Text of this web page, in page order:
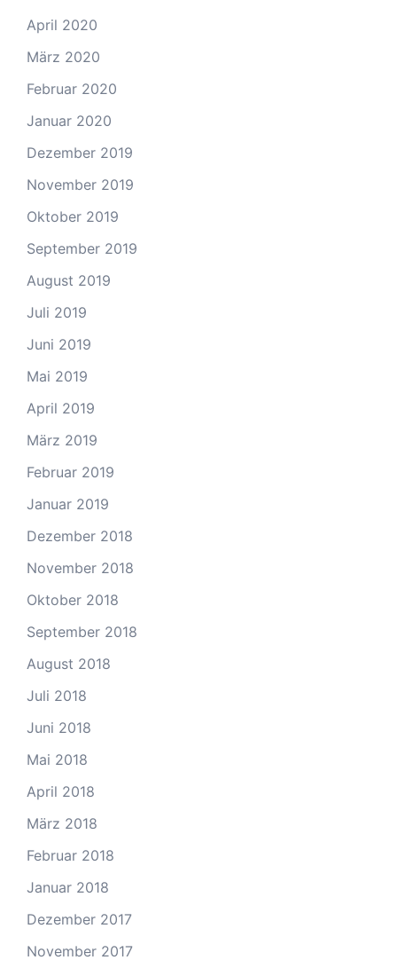
April 2020
März 2020
Februar 2020
Januar 2020
Dezember 2019
November 2019
Oktober 2019
September 2019
August 2019
Juli 2019
Juni 2019
Mai 2019
April 2019
März 2019
Februar 2019
Januar 2019
Dezember 2018
November 2018
Oktober 2018
September 2018
August 2018
Juli 2018
Juni 2018
Mai 2018
April 2018
März 2018
Februar 2018
Januar 2018
Dezember 2017
November 2017